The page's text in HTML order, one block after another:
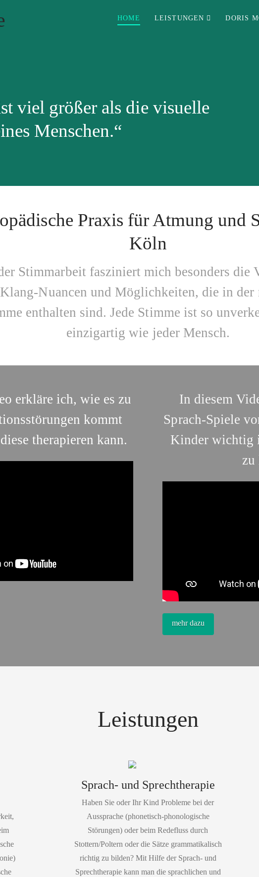
HOME LEISTUNGEN DORIS
viel größer als die visuelle
Menschen.“
Praxis für Atmung und
Köln
Stimmarbeit fasziniert mich besonders die
Nuancen und Möglichkeiten, die in der
enthalten sind. Jede Stimme ist so
einzigartig wie jeder Mensch.
erkläre ich, wie es zu
kommt
therapieren kann.
In diesem
Sprach-Spiele
Kinder wichtig
zu
mehr dazu
Leistungen
Sprach- und Sprechtherapie
Haben Sie oder Ihr Kind Probleme bei der
Aussprache (phonetisch-phonologische
Störungen) oder beim Redefluss durch
Stottern/Poltern oder die Sätze grammatikalisch
richtig zu bilden? Mit Hilfe der Sprach- und
Sprechtherapie kann man die sprachlichen und